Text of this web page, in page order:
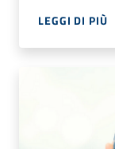
LEGGI DI PIÙ